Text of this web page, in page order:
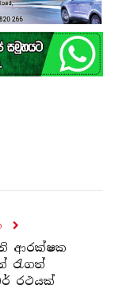
ආරක්ෂක
රැගත්
රථයක්